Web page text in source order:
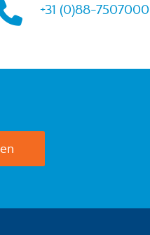
+31 (0)88-7507000